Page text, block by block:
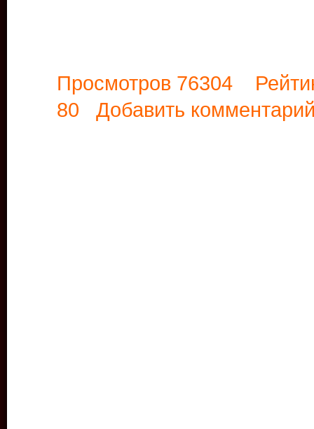
Просмотров 76304
80 Добавить